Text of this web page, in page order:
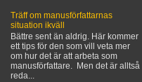
Träff om manusförfattarnas
situation ikväll
Bättre sent än aldrig. Här kommer
ett tips för den som vill veta mer
om hur det är att arbeta som
manusförfattare. Men det är alltså
reda...